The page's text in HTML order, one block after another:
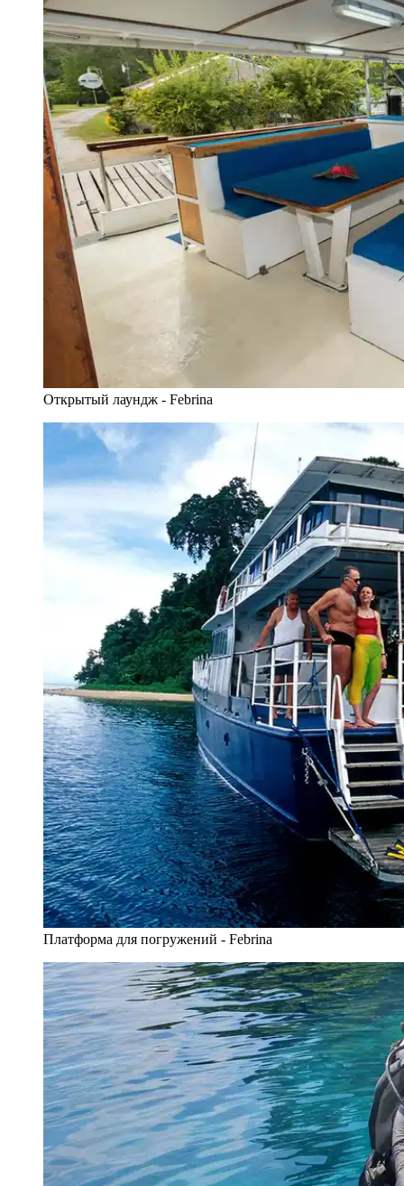
Открытый лаундж - Febrina
Платформа для погружений - Febrina